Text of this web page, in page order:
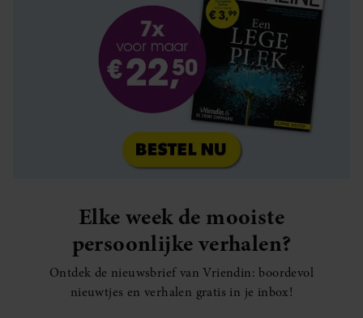
Elke week de mooiste
persoonlijke verhalen?
Ontdek de nieuwsbrief van Vriendin: boordevol
nieuwtjes en verhalen gratis in je inbox!